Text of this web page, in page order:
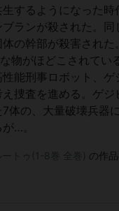
するようになった時
ランが殺された。同
の幹部が殺害された
物がほどこされてい
能刑事ロボット、ゲ
捜査を進める。ゲジ
体の、大量破壊兵器
…。
の作